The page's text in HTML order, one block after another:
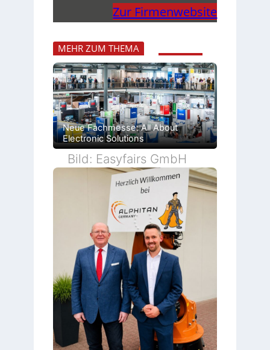
Zur Firmenwebsite
MEHR ZUM THEMA
Neue Fachmesse: All About
Electronic Solutions
Bild: Easyfairs GmbH